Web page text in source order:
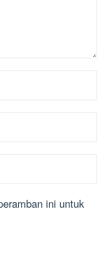
ini untuk